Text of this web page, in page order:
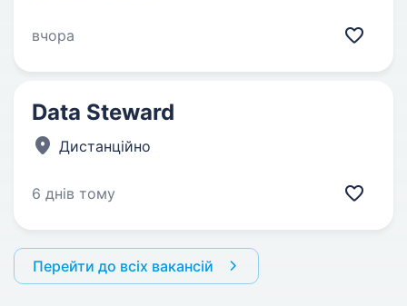
вчора
Data Steward
Дистанційно
6 днів тому
Перейти до всіх вакансій